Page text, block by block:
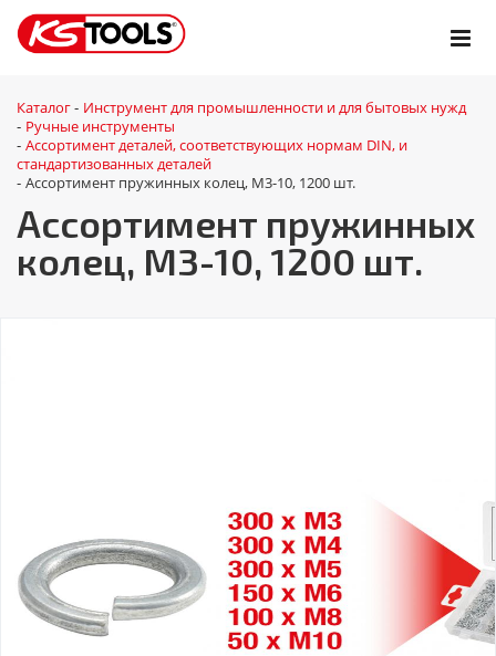
Каталог - Инструмент для промышленности и для бытовых нужд
- Ручные инструменты
- Ассортимент деталей, соответствующих нормам DIN, и
стандартизованных деталей
- Ассортимент пружинных колец, M3-10, 1200 шт.
Ассортимент пружинных
колец, M3-10, 1200 шт.